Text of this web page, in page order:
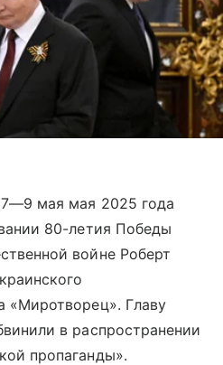
7—9 мая мая 2025 года
80-летия Победы
войне Роберт
«Миротворец». Главу
в распространении
пропаганды».